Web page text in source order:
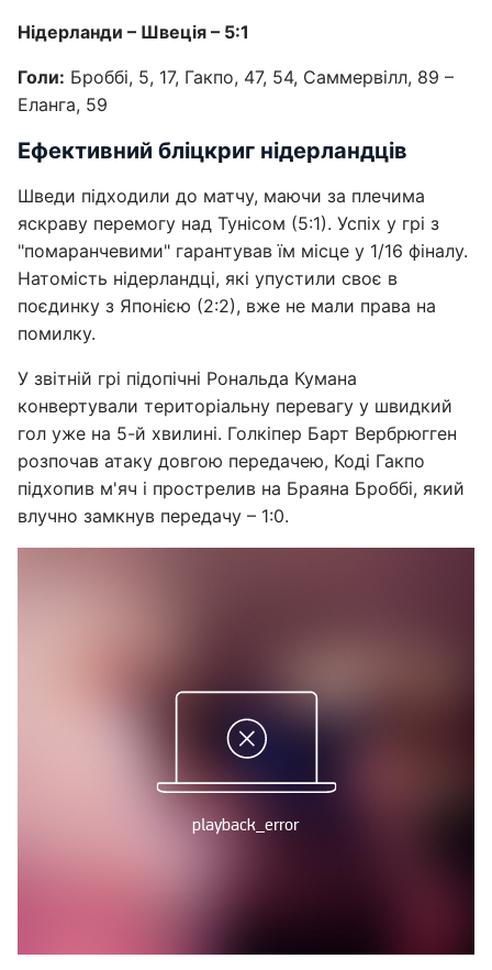
Нідерланди – Швеція – 5:1
Голи: Броббі, 5, 17, Гакпо, 47, 54, Саммервілл, 89 –
Еланга, 59
Ефективний бліцкриг нідерландців
Шведи підходили до матчу, маючи за плечима
яскраву перемогу над Тунісом (5:1). Успіх у грі з
"помаранчевими" гарантував їм місце у 1/16 фіналу.
Натомість нідерландці, які упустили своє в
поєдинку з Японією (2:2), вже не мали права на
помилку.
У звітній грі підопічні Рональда Кумана
конвертували територіальну перевагу у швидкий
гол уже на 5-й хвилині. Голкіпер Барт Вербрюгген
розпочав атаку довгою передачею, Коді Гакпо
підхопив м'яч і прострелив на Браяна Броббі, який
влучно замкнув передачу – 1:0.